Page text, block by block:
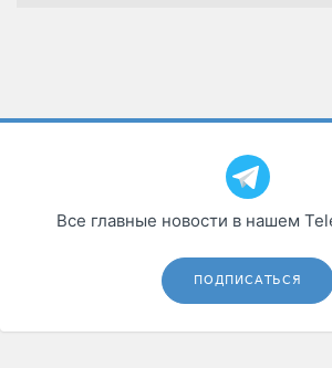
Все главные новости в нашем
ПОДПИСАТЬСЯ